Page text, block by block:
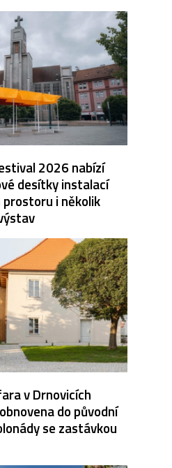
2026 nabízí
desítky instalací
i několik
v Drnovicích
do původní
se zastávkou